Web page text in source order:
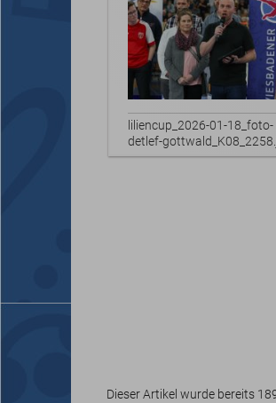
liliencup_2026-01-18_foto-
detlef-
Dieser Artikel wurde bereits